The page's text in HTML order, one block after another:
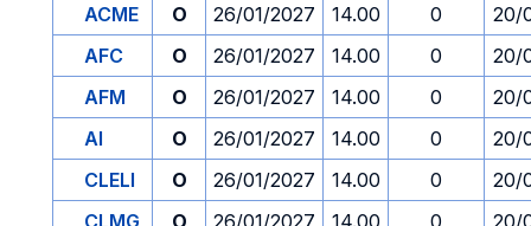
ACME
O 26/01/2027 14.00 0
20/
AFC
O 26/01/2027 14.00 0
20/
AFM
O 26/01/2027 14.00 0
20/
AI
O 26/01/2027 14.00 0
20/
CLELI
O 26/01/2027 14.00 0
20/
CLMG
O 26/01/2027 14.00 0
20/